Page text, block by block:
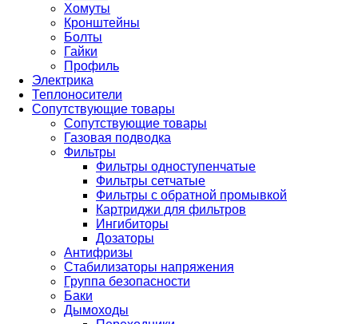
Хомуты
Кронштейны
Болты
Гайки
Профиль
Электрика
Теплоносители
Сопутствующие товары
Сопутствующие товары
Газовая подводка
Фильтры
Фильтры одноступенчатые
Фильтры сетчатые
Фильтры с обратной промывкой
Картриджи для фильтров
Ингибиторы
Дозаторы
Антифризы
Стабилизаторы напряжения
Группа безопасности
Баки
Дымоходы